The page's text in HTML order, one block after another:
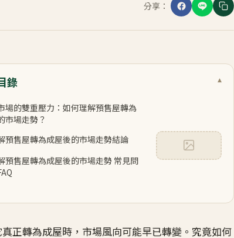
分享：
錄 ▾
場的雙重壓力：如何理解預售屋轉為
市場走勢？
預售屋轉為成屋後的市場走勢結論
預售屋轉為成屋後的市場走勢 常見問
正轉為成屋時，市場風向可能早已轉變。究竟如何